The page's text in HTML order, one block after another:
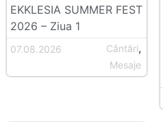
EKKLESIA SUMMER FEST
2026 – Ziua 1
07.08.2026 Cântări,
Mesaje